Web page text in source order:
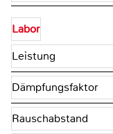
Labor
Leistung
Dämpfungsfaktor
Rauschabstand